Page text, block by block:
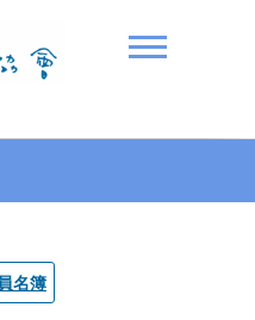
本童謡協
名簿